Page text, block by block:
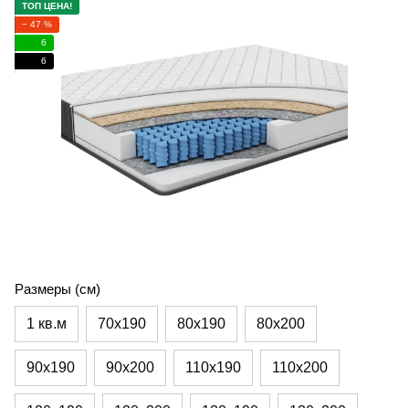
ТОП ЦЕНА!
− 47 %
6
6
Размеры (см)
1 кв.м 70х190 80х190 80х200
90х190 90х200 110х190 110х200